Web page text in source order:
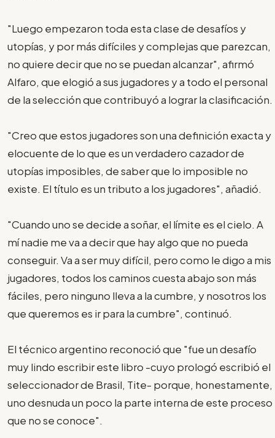
"Luego empezaron toda esta clase de desafíos y
utopías, y por más difíciles y complejas que parezcan,
no quiere decir que no se puedan alcanzar", afirmó
Alfaro, que elogió a sus jugadores y a todo el personal
de la selección que contribuyó a lograr la clasificación.
"Creo que estos jugadores son una definición exacta y
elocuente de lo que es un verdadero cazador de
utopías imposibles, de saber que lo imposible no
existe. El título es un tributo a los jugadores", añadió.
"Cuando uno se decide a soñar, el límite es el cielo. A
mí nadie me va a decir que hay algo que no pueda
conseguir. Va a ser muy difícil, pero como le digo a mis
jugadores, todos los caminos cuesta abajo son más
fáciles, pero ninguno lleva a la cumbre, y nosotros los
que queremos es ir para la cumbre", continuó.
El técnico argentino reconoció que "fue un desafío
muy lindo escribir este libro -cuyo prologó escribió el
seleccionador de Brasil, Tite- porque, honestamente,
uno desnuda un poco la parte interna de este proceso
que no se conoce".